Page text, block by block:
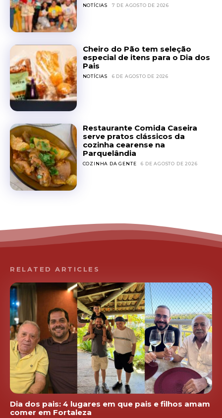
NOTÍCIAS 7 DE AGOSTO DE 2026
Cheiro do Pão tem seleção
especial de itens para o Dia dos
Pais
NOTÍCIAS 6 DE AGOSTO DE 2026
Restaurante Comida Caseira
serve pratos clássicos da
cozinha cearense na
Parquelândia
COZINHA DA GENTE 6 DE AGOSTO DE 2026
RELATED ARTICLES
Dia dos pais: 4 lugares em que pais e filhos amam
comer em Fortaleza